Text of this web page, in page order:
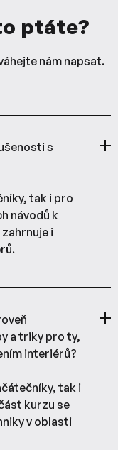
ptáte?
nám napsat.
s
tak i pro
návodů k
i
a triky pro ty,
interiérů?
tak i
kurzu se
v oblasti